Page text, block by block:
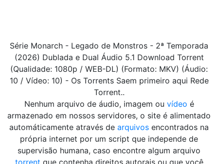
Série Monarch - Legado de Monstros - 2ª Temporada
(2026) Dublada e Dual Áudio 5.1 Download Torrent
(Qualidade: 1080p / WEB-DL) (Formato: MKV) (Áudio:
10 / Vídeo: 10) - Os Torrents Saem primeiro aqui Rede
Torrent..
Nenhum arquivo de áudio, imagem ou vídeo é
armazenado em nossos servidores, o site é alimentado
automáticamente através de arquivos encontrados na
própria internet por um script que independe de
supervisão humana, caso encontre algum arquivo
torrent que contenha direitos autorais ou que você